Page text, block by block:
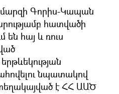
մարզի Գորիս-Կապան
հատվածի
են հայ և ռուս
նպատակով
է ՀՀ ԱԱԾ